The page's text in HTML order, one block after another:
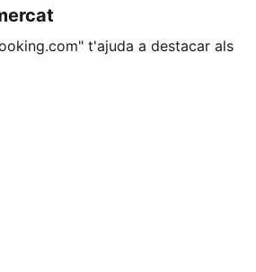
t'ajuda a destacar als